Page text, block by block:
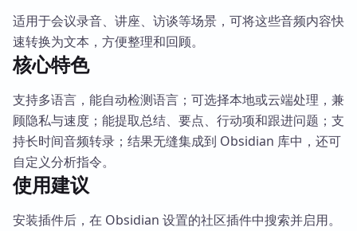
适用于会议录音、讲座、访谈等场景，可将这些音频内容快
速转换为文本，方便整理和回顾。
核心特色
支持多语言，能自动检测语言；可选择本地或云端处理，兼
顾隐私与速度；能提取总结、要点、行动项和跟进问题；支
持长时间音频转录；结果无缝集成到 Obsidian 库中，还可
自定义分析指令。
使用建议
安装插件后，在 Obsidian 设置的社区插件中搜索并启用。